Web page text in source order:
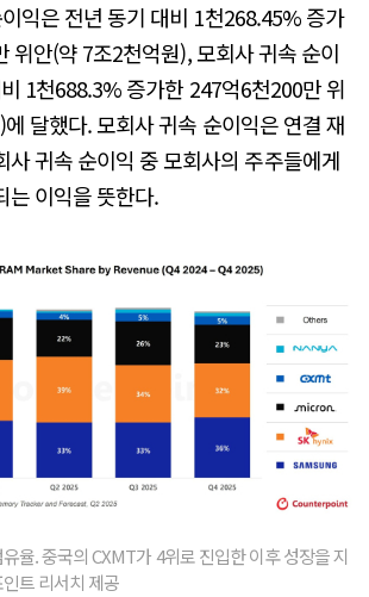
익은 전년 동기 대비 1천268.45% 증가
위안(약 7조2천억원), 모회사 귀속 순이
1천688.3% 증가한 247억6천200만 위
달했다. 모회사 귀속 순이익은 연결 재
사 귀속 순이익 중 모회사의 주주들에게
는 이익을 뜻한다.
율. 중국의 CXMT가 4위로 진입한 이후 성장을 지
트 리서치 제공